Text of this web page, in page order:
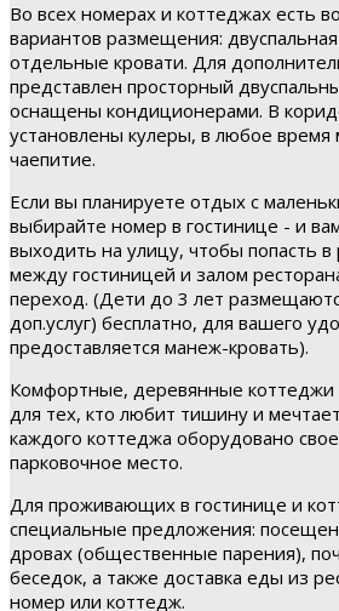
Во всех номерах и коттеджах есть
вариантов размещения:
отдельные кровати. Для
представлен просторный
оснащены кондиционерами. В
установлены кулеры, в любое время
чаепитие.
Если вы планируете отдых с
выбирайте номер в гостинице - и
выходить на улицу, чтобы попасть в
между гостиницей и залом
переход. (Дети до 3 лет
доп.услуг) бесплатно, для вашего
предоставляется манеж-кровать).
Комфортные, деревянные коттеджи
для тех, кто любит тишину и
каждого коттеджа оборудовано
парковочное место.
Для проживающих в гостинице и
специальные предложения:
дровах (общественные парения),
беседок, а также доставка еды из
номер или коттедж.